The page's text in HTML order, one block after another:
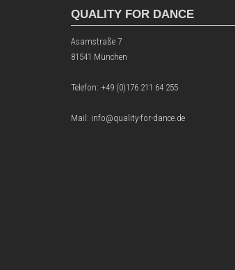
QUALITY FOR DANCE
Asamstraße 7
81541 München
Telefon: +49 (0)176 211 64 255
Mail: info@quality-for-dance.de